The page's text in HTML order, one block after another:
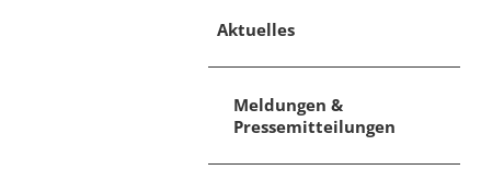
Aktuelles
Meldungen &
Pressemitteilungen